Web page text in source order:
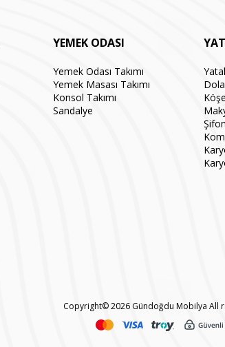
YEMEK ODASI
Yemek Odası Takımı
Yemek Masası Takımı
Konsol Takımı
Sandalye
Copyright© 2026 Gündoğdu Mobilya All